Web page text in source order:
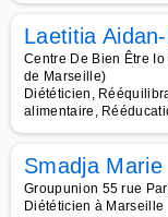
Laetitia
Centre De Bien Être
de Marseille)
Diététicien,
alimentaire,
Smadja Marie
Groupunion 55 rue
Diététicien à Marseille